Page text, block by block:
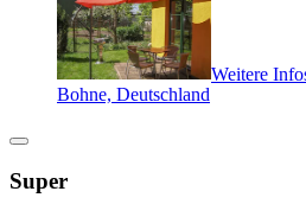
Weitere
Bohne, Deutschland
Super